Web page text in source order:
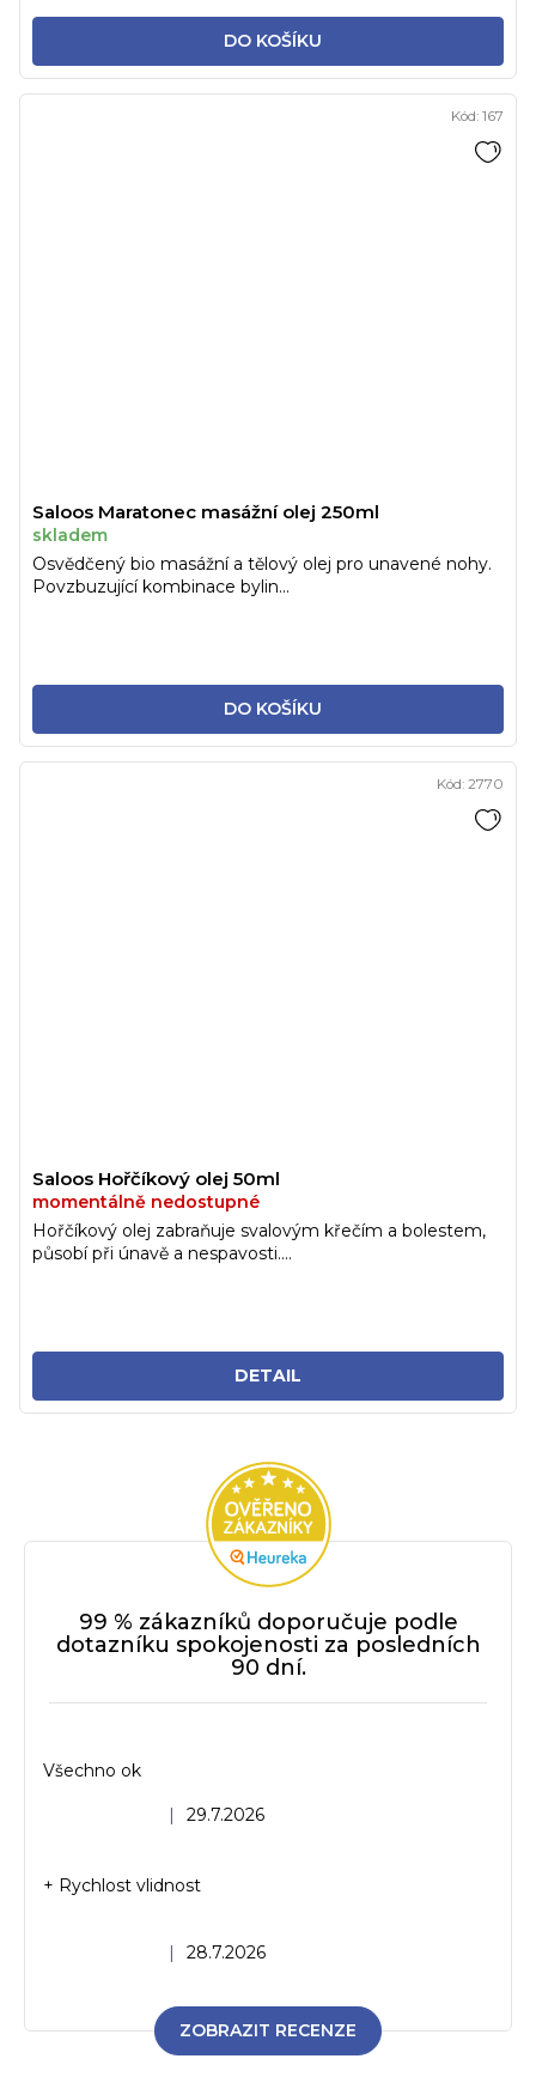
DO KOŠÍKU
Saloos Maratonec masážní olej 250ml
skladem
DO KOŠÍKU
Osvědčený bio masážní a tělový olej pro unavené nohy.
Povzbuzující kombinace bylin...
Kód: 167
Saloos Hořčíkový olej 50ml
momentálně nedostupné
DETAIL
Hořčíkový olej zabraňuje svalovým křečím a bolestem,
působí při únavě a nespavosti....
Kód: 2770
99 % zákazníků doporučuje podle
dotazníku spokojenosti za posledních
90 dní.
Hodnocení obchodu je 5 z 5 hvězdiček.
| 29.7.2026
Všechno ok
Hodnocení obchodu je 5 z 5 hvězdiček.
| 28.7.2026
+ Rychlost vlidnost
ZOBRAZIT RECENZE